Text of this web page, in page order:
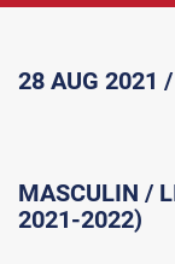
28 AUG 2021
MASCULIN /
2021-2022)